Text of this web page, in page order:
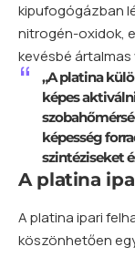
kipufogógázban
nitrogén-oxidok,
kevésbé ártalmas
„A platina
képes
képesség
szintéziseket
A platina
A platina ipari
köszönhetően